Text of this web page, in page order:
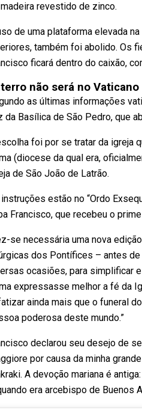
revestido de zinco.
de uma plataforma elevada
também foi abolido. Os
ficará dentro do caixão,
não será no Vaticano
as últimas informações
da Basílica de São Pedro, que
foi por se tratar da igreja
(diocese da qual era,
de São João de Latrão.
estão no “Ordo
Francisco, que recebeu o
se necessária uma nova
dos Pontífices – antes
ocasiões, para simplificar
expressasse melhor a fé da
ainda mais que o funeral
poderosa deste mundo.”
declarou seu desejo de
por causa da minha
A devoção mariana é
era arcebispo de Buenos